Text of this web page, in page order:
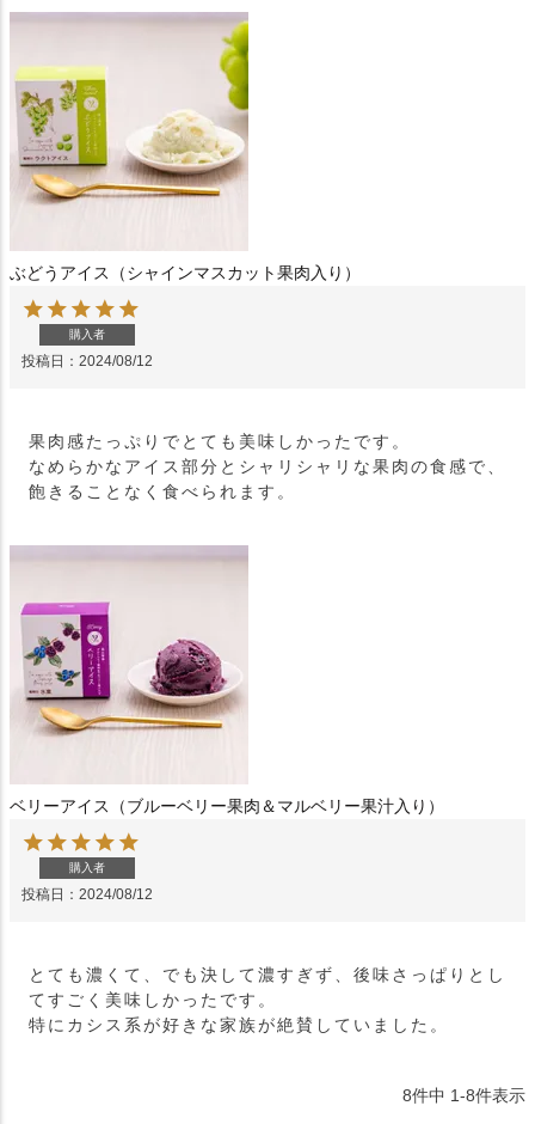
ぶどうアイス（シャインマスカット果肉入り）
購入者
投稿日 2024/08/12
果肉感たっぷりでとても美味しかったです。
なめらかなアイス部分とシャリシャリな果肉の食感で、
飽きることなく食べられます。
ベリーアイス（ブルーベリー果肉＆マルベリー果汁入り）
購入者
投稿日 2024/08/12
とても濃くて、でも決して濃すぎず、後味さっぱりとし
てすごく美味しかったです。
特にカシス系が好きな家族が絶賛していました。
8件中 1-8件表示